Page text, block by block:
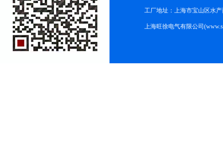
工厂地址：上海市宝山区水产
上海旺徐电气有限公司